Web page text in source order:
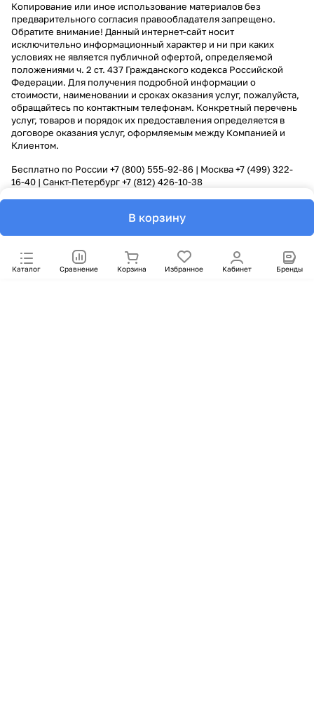
В корзину
Каталог Сравнение Корзина Избранное Кабинет Бренды
Копирование или иное использование материалов без
предварительного согласия правообладателя запрещено.
Обратите внимание! Данный интернет-сайт носит
исключительно информационный характер и ни при каких
условиях не является публичной офертой, определяемой
положениями ч. 2 ст. 437 Гражданского кодекса Российской
Федерации. Для получения подробной информации о
стоимости, наименовании и сроках оказания услуг, пожалуйста,
обращайтесь по контактным телефонам. Конкретный перечень
услуг, товаров и порядок их предоставления определяется в
договоре оказания услуг, оформляемым между Компанией и
Клиентом.
Бесплатно по России +7 (800) 555-92-86 | Москва+7 (499) 322-
16-40 | Санкт-Петербург+7 (812) 426-10-38